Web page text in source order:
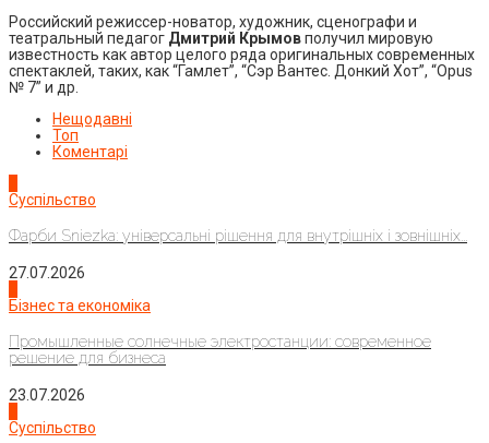
Российский режиссер-новатор, художник, сценографи и
театральный педагог Дмитрий Крымовполучил мировую
известность как автор целого ряда оригинальных современных
спектаклей, таких, как “Гамлет”, “Сэр Вантес. Донкий Хот”, “Opus
№ 7” и др.
Нещодавні
Топ
Коментарі
Суспільство
Фарби Sniezka: універсальні рішення для внутрішніх і зовнішніх...
27.07.2026
Бізнес та економіка
Промышленные солнечные электростанции: современное
решение для бизнеса
23.07.2026
Суспільство